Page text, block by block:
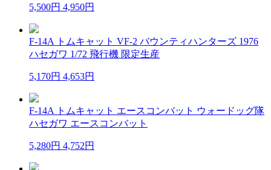
5,500円 4,950円
F-14A トムキャット VF-2 バウンティハンターズ 1976
ハセガワ 1/72 飛行機 限定生産
5,170円 4,653円
F-14A トムキャット エースコンバット ウォードッグ隊
ハセガワ エースコンバット
5,280円 4,752円